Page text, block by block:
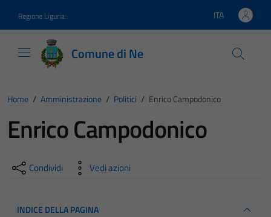
Regione Liguria Lingua attiva:
ITA
Comune di Ne
Home / Amministrazione / Politici / Enrico Campodonico
Enrico Campodonico
Condividi Vedi azioni
INDICE DELLA PAGINA